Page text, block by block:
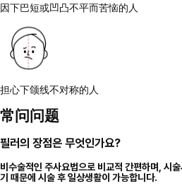
因下巴短或凹凸不平而苦恼的人
担心下颌线不对称的人
常问问题
필러의 장점은 무엇인가요?
비수술적인 주사요법으로 비교적 간편하며, 시
기 때문에 시술 후 일상생활이 가능합니다.